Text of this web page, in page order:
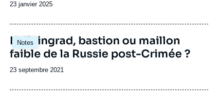
Date
publication
23 janvier 2025
Notes
Image
principale
Kaliningrad, bastion ou maillon
faible de la Russie post-Crimée ?
Date
publication
23 septembre 2021